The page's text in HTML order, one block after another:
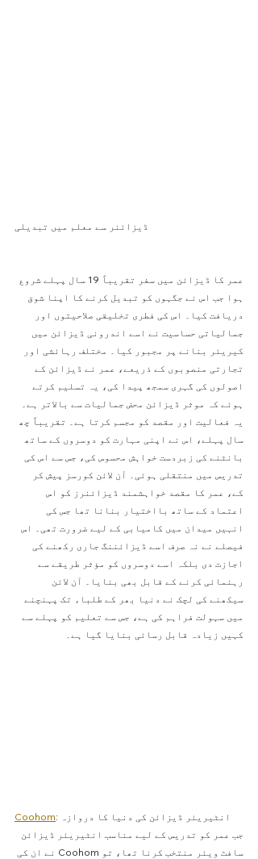
ڈیزائنر سے معلم میں تبدیلی
عمر کا ڈیزائن میں سفر تقریباً 19 سال پہلے شروع
ہوا جب اس نے جگہوں کو تبدیل کرنے کا اپنا شوق
دریافت کیا۔ اس کی فطری تخلیقی صلاحیتوں اور
جمالیاتی حساسیت نے اسے اندرونی ڈیزائن میں
کیریئر بنانے پر مجبور کیا۔ مختلف رہائشی اور
تجارتی منصوبوں کے ذریعے، عمر نے ڈیزائن کے
اصولوں کی گہری سمجھ پیدا کی، یہ تسلیم کرتے
ہوئے کہ موثر ڈیزائن محض جمالیات سے بالاتر ہے۔
یہ فعالیت اور مقصد کو مجسم کرتا ہے۔ تقریباً چھ
سال پہلے، اس نے اپنی مہارت کو دوسروں کے ساتھ
بانٹنے کی زبردست خواہش محسوس کی، جس سے اس کی
تدریس میں منتقلی ہوئی۔ آن لائن کورسز پیش کر
کے، عمر کا مقصد خواہشمند ڈیزائنرز کو اس
اعتماد کے ساتھ بااختیار بنانا تھا جس کی
انہیں میدان میں کامیابی کے لیے ضرورت تھی۔ اس
فیصلے نے نہ صرف اسے ڈیزائننگ جاری رکھنے کی
اجازت دی بلکہ اسے دوسروں کو مؤثر طریقے سے
رہنمائی کرنے کے قابل بھی بنایا۔ آن لائن
سیکھنے کی لچک نے دنیا بھر کے طلباء تک پہنچنے
میں سہولت فراہم کی ہے، جس سے تعلیم کو پہلے سے
کہیں زیادہ قابل رسائی بنایا گیا ہے۔
Coohom
: انٹیریئر ڈیزائن کی دنیا کا دروازہ
جب عمر کو تدریس کے لیے مناسب انٹیریئر ڈیزائن
سافٹ ویئر منتخب کرنا تھا، تو Coohom نے ان کی